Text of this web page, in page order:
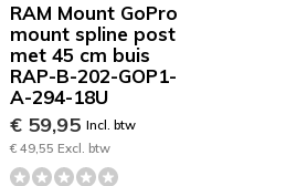
RAM Mount GoPro
mount spline post
met 45 cm buis
RAP-B-202-GOP1-
A-294-18U
€ 59,95 Incl. btw
€ 49,55 Excl. btw